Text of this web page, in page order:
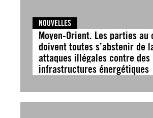
NOUVELLES
Moyen-Orient. Les parties au
doivent toutes s’abstenir de
attaques illégales contre des
infrastructures énergétiques